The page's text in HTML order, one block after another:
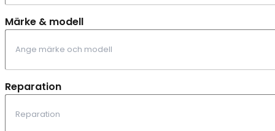
Märke & modell
Reparation